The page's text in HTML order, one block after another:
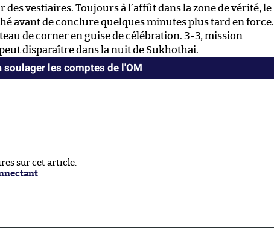
vestiaires. Toujours à l’affût dans la zone de vérité, le
avant de conclure quelques minutes plus tard en force.
de corner en guise de célébration. 3-3, mission
disparaître dans la nuit de Sukhothai.
soulager les comptes de l'OM
sur cet article.